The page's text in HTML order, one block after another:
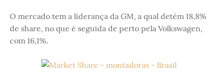
O mercado tem a liderança da GM, a qual detém 18,8%
de share, no que é seguida de perto pela Volkswagen,
com 16,1%.